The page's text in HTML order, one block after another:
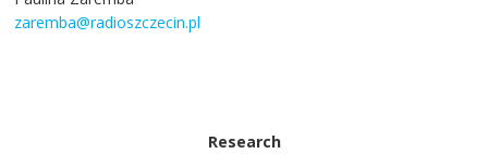
zaremba@radioszczecin.pl
Research